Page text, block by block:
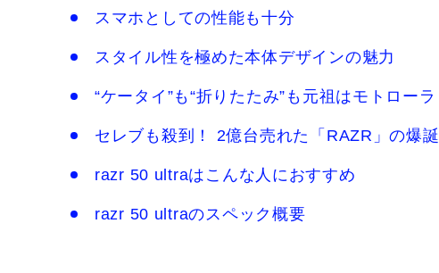
スマホとしての性能も十分
スタイル性を極めた本体デザインの魅力
“ケータイ”も“折りたたみ”も元祖はモトローラ
セレブも殺到！ 2億台売れた「RAZR」の爆誕
razr 50 ultraはこんな人におすすめ
razr 50 ultraのスペック概要